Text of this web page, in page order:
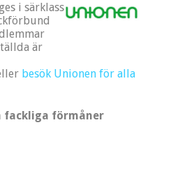
i särklass
är
besök Unionen för alla
fackliga förmåner